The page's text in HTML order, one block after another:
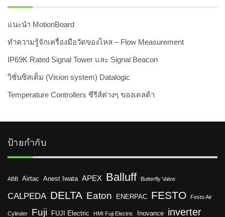
แนะนำ MotionBoard
ทำความรู้จักเครื่องมือวัดของไหล – Flow Measurement
IP69K Rated Signal Tower และ Signal Beacon
วิชั่นซิสเต็ม (Vision system) Datalogic
Temperature Controllers ซีรีส์ต่างๆ ของเดลต้า
ป้ายกำกับ
ABB Airtac Anest Iwata APEX Balluff Butterfly Valve
CALPEDA DELTA Eaton ENERPAC FESTO Festo Air
Cylinder Fuji FUJI Electric HMI Fuji Electric Inovance inverter